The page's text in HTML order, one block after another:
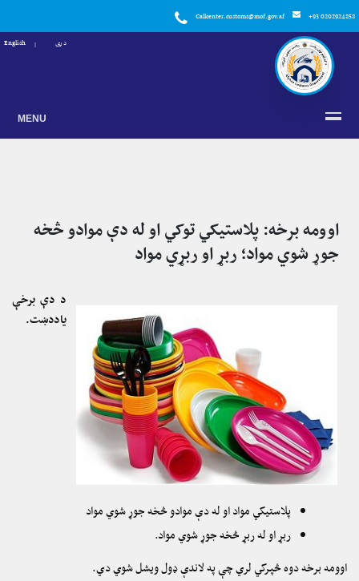
Callcenter.customs@mof.gov.af +93 0202924858
دری English
MENU
اوومه برخه: پلاستیکي توکي او له دې موادو څخه
جوړ شوي مواد؛ ربړ او ربړي مواد
د دې برخې
یاددښت.
پلاستیکي مواد او له دې موادو څخه جوړ شوي مواد
ربړ او له ربړ څخه جوړ شوي مواد.
اوومه برخه دوه څپرکي لري چې په لاندې ډول ویشل شوي دي.